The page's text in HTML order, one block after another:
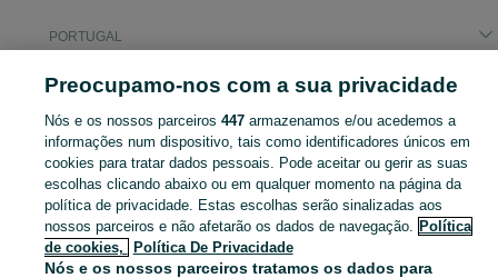
PORTUGAL
CATEGORIA
Encontre as melhores ofertas em Lentes Objectivas para câmaras no OLX Portugal. Explore anúncios atualizados diariamente, compre e venda grátis na sua categoria favorita! Mostrar
Mapa do site
Mapa das freguesias
Mapa de mini-sites
Preocupamo-nos com a sua privacidade
Nós e os nossos parceiros 447armazenamos e/ou acedemos a
informações num dispositivo, tais como identificadores únicos em
cookies para tratar dados pessoais. Pode aceitar ou gerir as suas
escolhas clicando abaixo ou em qualquer momento na página da
política de privacidade. Estas escolhas serão sinalizadas aos
nossos parceiros e não afetarão os dados de navegação. Política
de cookies,
Política De Privacidade
Nós e os nossos parceiros tratamos os dados para